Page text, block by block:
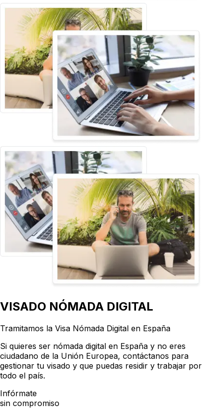
VISADO NÓMADA DIGITAL
Tramitamos la Visa Nómada Digital en España
Si quieres ser nómada digital en España y no eres
ciudadano de la Unión Europea, contáctanos para
gestionar tu visado y que puedas residir y trabajar por
todo el país.
Infórmate
sin compromiso